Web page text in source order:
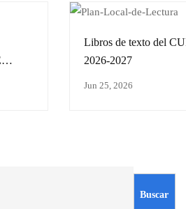
Libros de texto del
2026-2027
Jun 25, 2026
Buscar